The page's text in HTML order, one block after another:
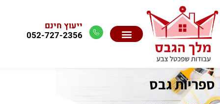
ייעוץ חינם
052-727-2356
ספריות גבס